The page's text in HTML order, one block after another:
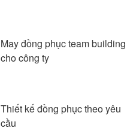
May đồng phục team building
cho công ty
Thiết kế đồng phục theo yêu
cầu